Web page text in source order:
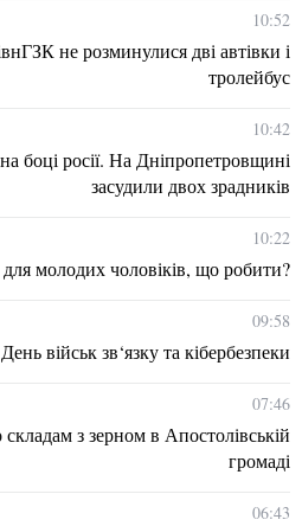
10:52
не розминулися дві автівки і
тролейбус
10:42
боці росії. На Дніпропетровщині
засудили двох зрадників
10:22
молодих чоловіків, що робити?
09:58
військ зв‘язку та кібербезпеки
07:46
з зерном в Апостолівській
громаді
06:43